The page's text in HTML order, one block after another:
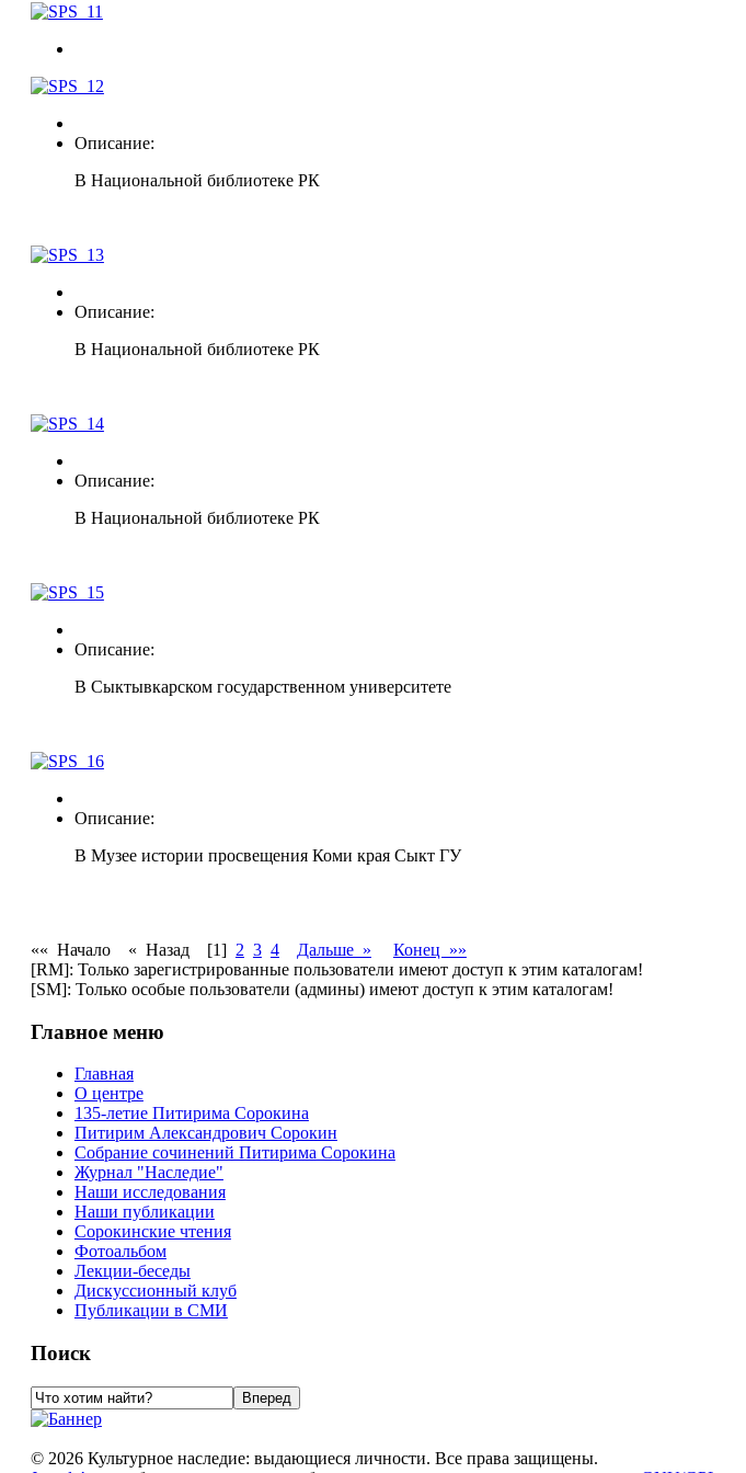
Описание:
В Национальной библиотеке РК
Описание:
В Национальной библиотеке РК
Описание:
В Национальной библиотеке РК
Описание:
В Сыктывкарском государственном университете
Описание:
В Музее истории просвещения Коми края Сыкт ГУ
«« Начало « Назад [1] 2 3 4 Дальше »
Конец »»
[RM]: Только зарегистрированные пользователи имеют доступ к этим каталогам!
[SM]: Только особые пользователи (админы) имеют доступ к этим каталогам!
Главное меню
Главная
О центре
135-летие Питирима Сорокина
Питирим Александрович Сорокин
Собрание сочинений Питирима Сорокина
Журнал "Наследие"
Наши исследования
Наши публикации
Сорокинские чтения
Фотоальбом
Лекции-беседы
Дискуссионный клуб
Публикации в СМИ
Поиск
© 2026 Культурное наследие: выдающиеся личности. Все права защищены.